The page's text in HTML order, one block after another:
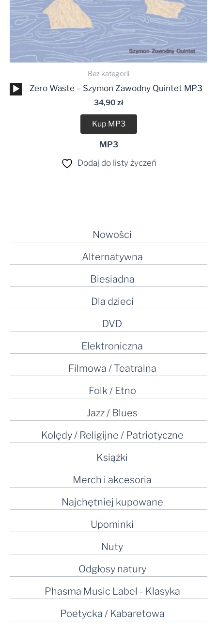
Nowości
Alternatywna
Biesiadna
Dla dzieci
DVD
Elektroniczna
Filmowa / Teatralna
Folk / Etno
Jazz / Blues
Kolędy / Religijne / Patriotyczne
Książki
Merch i akcesoria
Najchętniej kupowane
Upominki
Nuty
Odgłosy natury
Phasma Music Label - Klasyka
Poetycka / Kabaretowa
Bez kategorii
Odtwarzacz
plików
Zero Waste – Szymon Zawodny Quintet MP3
34,90 zł
Kup MP3
MP3
Dodaj do listy życzeń